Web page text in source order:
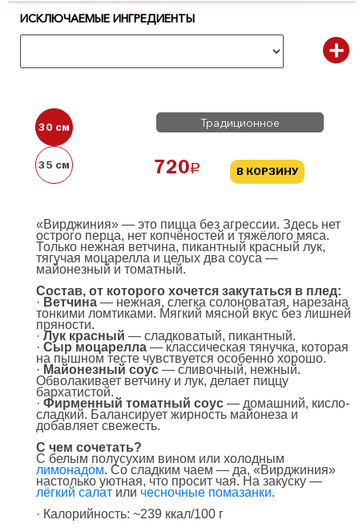
ИСКЛЮЧАЕМЫЕ ИНГРЕДИЕНТЫ
30 см
35 см
Традиционное
720a В КОРЗИНУ
«Вирджиния» — это пицца без агрессии. Здесь нет
острого перца, нет копчёностей и тяжёлого мяса.
Только нежная ветчина, пикантный красный лук,
тягучая моцарелла и целых два соуса —
майонезный и томатный.
Состав, от которого хочется закутаться в плед:
· Ветчина — нежная, слегка солоноватая, нарезана
тонкими ломтиками. Мягкий мясной вкус без лишней
пряности.
· Лук красный — сладковатый, пикантный.
· Сыр моцарелла — классическая тянучка, которая
на пышном тесте чувствуется особенно хорошо.
· Майонезный соус — сливочный, нежный.
Обволакивает ветчину и лук, делает пиццу
бархатистой.
· Фирменный томатный соус — домашний, кисло-
сладкий. Балансирует жирность майонеза и
добавляет свежесть.
С чем сочетать?
С белым полусухим вином или холодным
лимонадом. Со сладким чаем — да, «Вирджиния»
настолько уютная, что просит чая. На закуску —
лёгкий салат или чесночные помазанки.
· Калорийность: ~239 ккал/100 г